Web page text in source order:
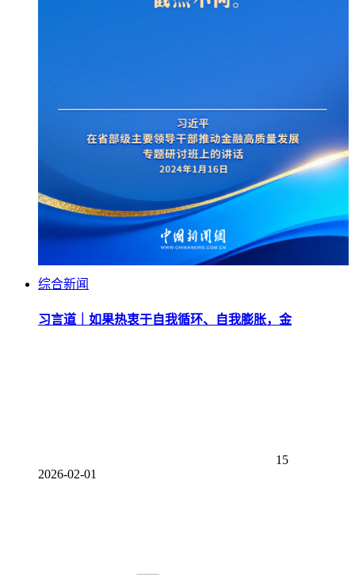
综合新闻
习言道｜如果热衷于自我循环、自我膨胀，金
15
2026-02-01